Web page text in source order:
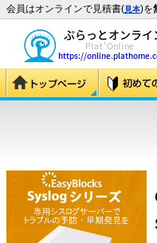
会員はオンラインで見積書(見本)を